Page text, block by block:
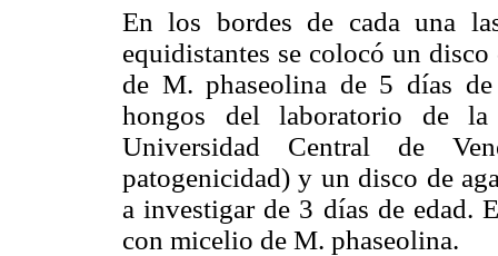
En los bordes de cada una
equidistantes se colocó un
de M. phaseolina de 5 días
hongos del laboratorio de la
Universidad Central de
patogenicidad) y un disco de
a investigar de 3 días de edad.
con micelio de M. phaseolina.